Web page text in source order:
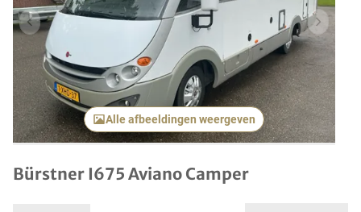
Vorig item
Alle afbeeldingen weergeven
Bürstner I675 Aviano Camper